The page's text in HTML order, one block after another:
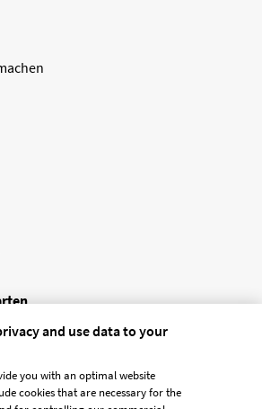
and use data to your
you with an optimal website
cookies that are necessary for the